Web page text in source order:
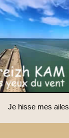
Je hisse mes